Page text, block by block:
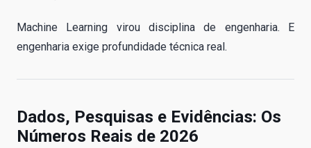
Machine Learning virou disciplina de engenharia. E
engenharia exige profundidade técnica real.
Dados, Pesquisas e Evidências: Os
Números Reais de 2026